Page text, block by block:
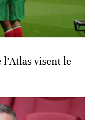
visent le